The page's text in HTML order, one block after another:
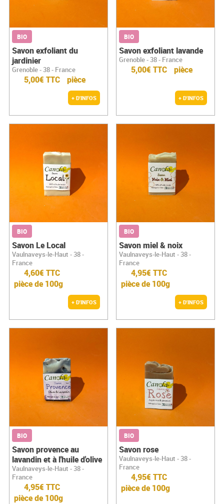
BIO
Savon exfoliant du
jardinier
Grenoble - 38 - France
5,00€ TTC pièce
+ D'INFOS
BIO
Savon exfoliant lavande
Grenoble - 38 - France
5,00€ TTC pièce
+ D'INFOS
BIO
Savon Le Local
Vaulnaveys-le-Haut - 38 -
France
4,60€ TTC
pièce de 100g
+ D'INFOS
BIO
Savon miel & noix
Vaulnaveys-le-Haut - 38 -
France
4,95€ TTC
pièce de 100g
+ D'INFOS
BIO
Savon provence au
lavandin et à l'huile d'olive
Vaulnaveys-le-Haut - 38 -
France
4,95€ TTC
pièce de 100g
BIO
Savon rose
Vaulnaveys-le-Haut - 38 -
France
4,95€ TTC
pièce de 100g